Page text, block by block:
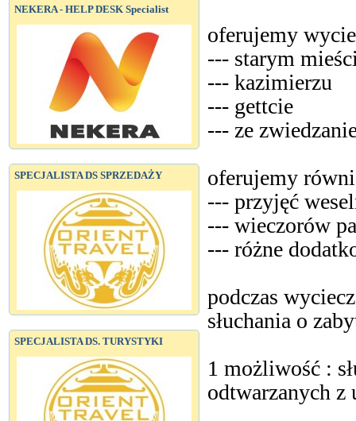
NEKERA - HELP DESK Specialist
SPECJALISTA DS SPRZEDAŻY
SPECJALISTA DS. TURYSTYKI
oferujemy
--- starym
--- kazimierzu
--- gettcie
--- ze
oferujemy
--- przyjęć
--- wieczorów
--- różne
podczas
słuchania o
1 możliwość :
odtwarzanych z